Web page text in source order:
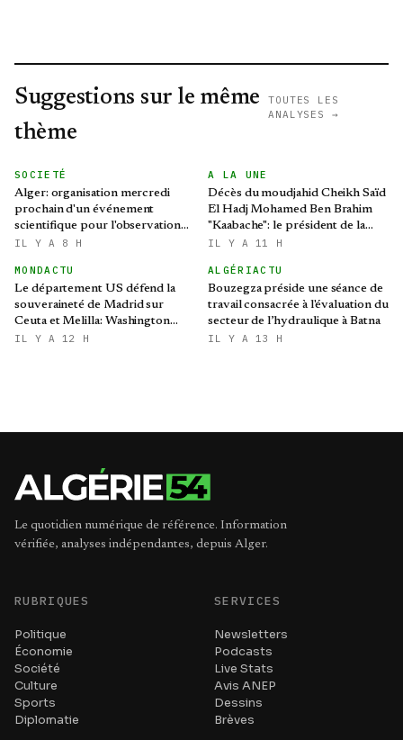
Suggestions sur le même
thème
TOUTES LES
ANALYSES →
SOCIETÉ
Alger: organisation mercredi
prochain d'un événement
scientifique pour l'observation
de l'éclipse solaire partielle
IL Y A 8 H
A LA UNE
Décès du moudjahid Cheikh Saïd
El Hadj Mohamed Ben Brahim
"Kaabache": le président de la
République présente ses
IL Y A 11 H
MONDACTU
Le département US défend la
souveraineté de Madrid sur
Ceuta et Melilla: Washington
refroidit les ambitions
IL Y A 12 H
ALGÉRIACTU
Bouzegza préside une séance de
travail consacrée à l'évaluation du
secteur de l’hydraulique à Batna
IL Y A 13 H
Le quotidien numérique de référence. Information
vérifiée, analyses indépendantes, depuis Alger.
RUBRIQUES
Politique
Économie
Société
Culture
Sports
Diplomatie
SERVICES
Newsletters
Podcasts
Live Stats
Avis ANEP
Dessins
Brèves